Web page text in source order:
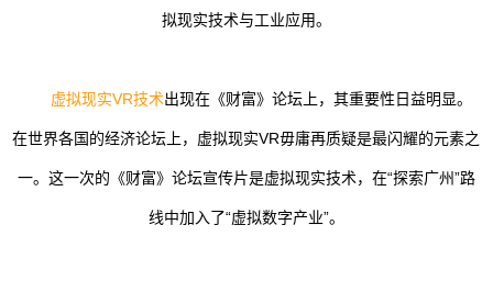
拟现实技术与工业应用。
虚拟现实VR技术出现在《财富》论坛上，其重要性日益明显。
在世界各国的经济论坛上，虚拟现实VR毋庸再质疑是最闪耀的元素之
一。这一次的《财富》论坛宣传片是虚拟现实技术，在“探索广州”路
线中加入了“虚拟数字产业”。